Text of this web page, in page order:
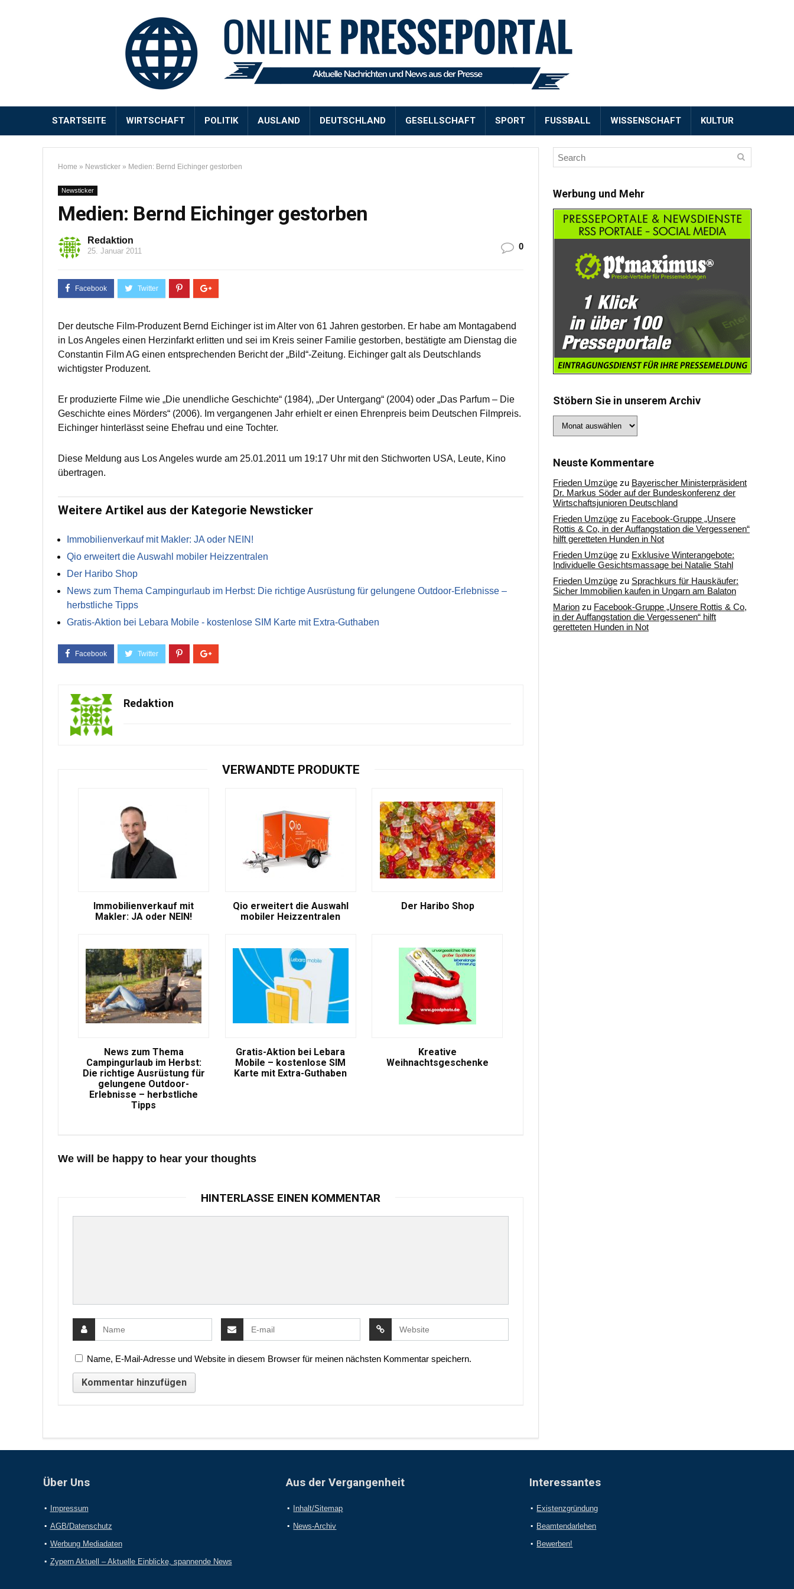
STARTSEITE WIRTSCHAFT POLITIK AUSLAND DEUTSCHLAND GESELLSCHAFT SPORT FUSSBALL WISSENSCHAFT KULTUR
Home » Newsticker » Medien: Bernd Eichinger gestorben
Newsticker
Medien: Bernd Eichinger gestorben
Redaktion
25. Januar 2011 0
Der deutsche Film-Produzent Bernd Eichinger ist im Alter von 61 Jahren gestorben. Er habe am Montagabend
in Los Angeles einen Herzinfarkt erlitten und sei im Kreis seiner Familie gestorben, bestätigte am Dienstag die
Constantin Film AG einen entsprechenden Bericht der „Bild“-Zeitung. Eichinger galt als Deutschlands
wichtigster Produzent.
Er produzierte Filme wie „Die unendliche Geschichte“ (1984), „Der Untergang“ (2004) oder „Das Parfum – Die
Geschichte eines Mörders“ (2006). Im vergangenen Jahr erhielt er einen Ehrenpreis beim Deutschen Filmpreis.
Eichinger hinterlässt seine Ehefrau und eine Tochter.
Diese Meldung aus Los Angeles wurde am 25.01.2011 um 19:17 Uhr mit den Stichworten USA, Leute, Kino
übertragen.
Weitere Artikel aus der Kategorie Newsticker
Immobilienverkauf mit Makler: JA oder NEIN!
Qio erweitert die Auswahl mobiler Heizzentralen
Der Haribo Shop
News zum Thema Campingurlaub im Herbst: Die richtige Ausrüstung für gelungene Outdoor-Erlebnisse –
herbstliche Tipps
Gratis-Aktion bei Lebara Mobile - kostenlose SIM Karte mit Extra-Guthaben
Redaktion
VERWANDTE PRODUKTE
Immobilienverkauf mit
Makler: JA oder NEIN!
Qio erweitert die Auswahl
mobiler Heizzentralen
Der Haribo Shop
News zum Thema
Campingurlaub im Herbst:
Die richtige Ausrüstung für
gelungene Outdoor-
Erlebnisse – herbstliche
Tipps
Gratis-Aktion bei Lebara
Mobile – kostenlose SIM
Karte mit Extra-Guthaben
Kreative
Weihnachtsgeschenke
We will be happy to hear your thoughts
HINTERLASSE EINEN KOMMENTAR
Name, E-Mail-Adresse und Website in diesem Browser für meinen nächsten Kommentar speichern.
Werbung und Mehr
Stöbern Sie in unserem Archiv
Sie
Archiv
Neuste Kommentare
Frieden Umzüge zu Bayerischer Ministerpräsident
Dr. Markus Söder auf der Bundeskonferenz der
Wirtschaftsjunioren Deutschland
Frieden Umzüge zu Facebook-Gruppe „Unsere
Rottis & Co, in der Auffangstation die Vergessenen“
hilft geretteten Hunden in Not
Frieden Umzüge zu Exklusive Winterangebote:
Individuelle Gesichtsmassage bei Natalie Stahl
Frieden Umzüge zu Sprachkurs für Hauskäufer:
Sicher Immobilien kaufen in Ungarn am Balaton
Marion zu Facebook-Gruppe „Unsere Rottis & Co,
in der Auffangstation die Vergessenen“ hilft
geretteten Hunden in Not
Über Uns
Impressum
AGB/Datenschutz
Werbung Mediadaten
Zypern Aktuell – Aktuelle Einblicke, spannende News
Aus der Vergangenheit
Inhalt/Sitemap
News-Archiv
Interessantes
Existenzgründung
Beamtendarlehen
Bewerben!